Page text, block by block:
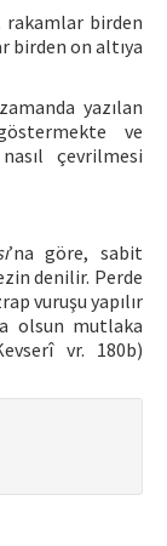
rakamlar birden
birden on altıya
yazılan
ve
çevrilmesi
’na göre, sabit
denilir. Perde
vuruşu yapılır
olsun mutlaka
vr. 180b)